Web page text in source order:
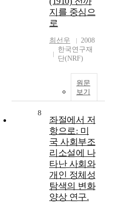
지를 중심으
로
최선우
2008
한국연구재
단(NRF)
원문
보기
8
좌절에서 저
항으로: 미
국 사회부조
리소설에 나
타난 사회와
개인 정체성
탐색의 변화
양상 연구.